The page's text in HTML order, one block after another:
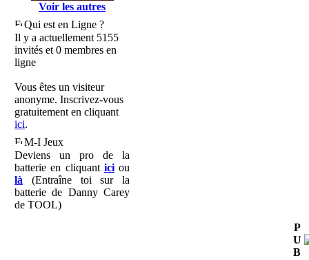
Voir les autres
Qui est en Ligne ?
Il y a actuellement 5155
invités et 0 membres en
ligne
Vous êtes un visiteur
anonyme. Inscrivez-vous
gratuitement en cliquant
ici.
M-I Jeux
Deviens un pro de la
batterie en cliquant iciou
là (Entraîne toi sur la
batterie de Danny Carey
de TOOL)
P
U
B